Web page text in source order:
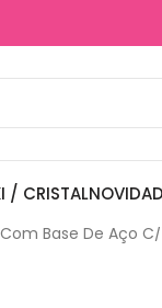
/ CRISTAL
Base De Aço